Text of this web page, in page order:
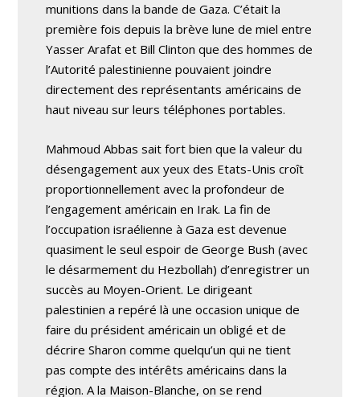
munitions dans la bande de Gaza. C’était la
première fois depuis la brève lune de miel entre
Yasser Arafat et Bill Clinton que des hommes de
l’Autorité palestinienne pouvaient joindre
directement des représentants américains de
haut niveau sur leurs téléphones portables.
Mahmoud Abbas sait fort bien que la valeur du
désengagement aux yeux des Etats-Unis croît
proportionnellement avec la profondeur de
l’engagement américain en Irak. La fin de
l’occupation israélienne à Gaza est devenue
quasiment le seul espoir de George Bush (avec
le désarmement du Hezbollah) d’enregistrer un
succès au Moyen-Orient. Le dirigeant
palestinien a repéré là une occasion unique de
faire du président américain un obligé et de
décrire Sharon comme quelqu’un qui ne tient
pas compte des intérêts américains dans la
région. A la Maison-Blanche, on se rend